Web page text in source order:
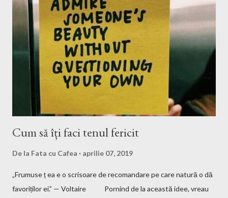
fată care pleacă singură undeva și tot citeam fel și fel de articole
și mă gândeam cum au curaj. Eu am plecat singură, momentan,
doar aici la noi, dar mă gândesc, după toată pandemia și nebunia
asta care nu știu cât va mai dura, să încerc să plec și mai departe
de România. Bun, ceea ce urmează să vă spun probabil ați mai
citit și v-au mai...
Cum să îți faci tenul fericit
De la Fata cu Cafea aprilie 07, 2019
„Frumuse ț ea e o scrisoare de recomandare pe care natură o dă
favoriților ei.” — Voltaire Pornind de la această idee, vreau